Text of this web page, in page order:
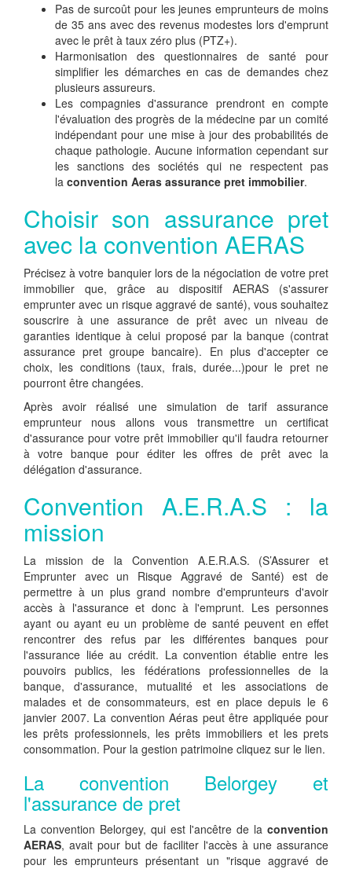
Pas de surcoût pour les jeunes emprunteurs de moins
de 35 ans avec des revenus modestes lors d'emprunt
avec le prêt à taux zéro plus (PTZ+).
Harmonisation des questionnaires de santé pour
simplifier les démarches en cas de demandes chez
plusieurs assureurs.
Les compagnies d'assurance prendront en compte
l'évaluation des progrès de la médecine par un comité
indépendant pour une mise à jour des probabilités de
chaque pathologie. Aucune information cependant sur
les sanctions des sociétés qui ne respectent pas
la convention Aeras assurance pret immobilier.
Choisir son assurance pret
avec la convention AERAS
Précisez à votre banquier lors de la négociation de votre pret
immobilier que, grâce au dispositif AERAS (s'assurer
emprunter avec un risque aggravé de santé), vous souhaitez
souscrire à une assurance de prêt avec un niveau de
garanties identique à celui proposé par la banque (contrat
assurance pret groupe bancaire). En plus d'accepter ce
choix, les conditions (taux, frais, durée...)pour le pret ne
pourront être changées.
Après avoir réalisé une simulation de tarif assurance
emprunteur nous allons vous transmettre un certificat
d'assurance pour votre prêt immobilier qu'il faudra retourner
à votre banque pour éditer les offres de prêt avec la
délégation d'assurance.
Convention A.E.R.A.S : la
mission
La mission de la Convention A.E.R.A.S. (S’Assurer et
Emprunter avec un Risque Aggravé de Santé) est de
permettre à un plus grand nombre d'emprunteurs d'avoir
accès à l'assurance et donc à l'emprunt. Les personnes
ayant ou ayant eu un problème de santé peuvent en effet
rencontrer des refus par les différentes banques pour
l'assurance liée au crédit. La convention établie entre les
pouvoirs publics, les fédérations professionnelles de la
banque, d'assurance, mutualité et les associations de
malades et de consommateurs, est en place depuis le 6
janvier 2007. La convention Aéras peut être appliquée pour
les prêts professionnels, les prêts immobiliers et les prets
consommation. Pour la gestion patrimoine cliquez sur le lien.
La convention Belorgey et
l'assurance de pret
La convention Belorgey, qui est l'ancêtre de la convention
AERAS, avait pour but de faciliter l'accès à une assurance
pour les emprunteurs présentant un "risque aggravé de